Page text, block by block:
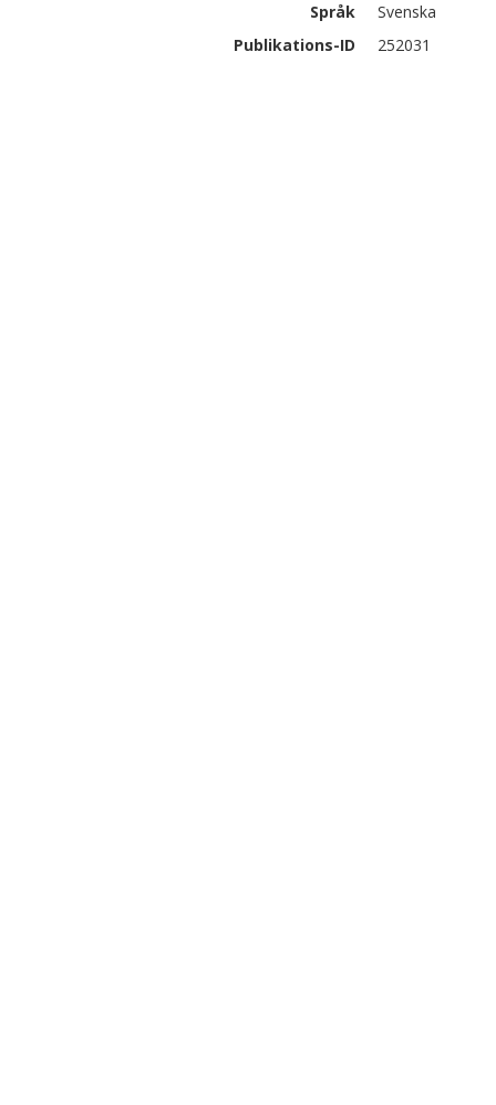
Språk
Svenska
Publikations-ID
252031